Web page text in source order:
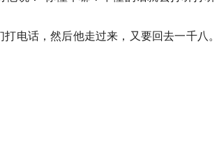
电话，然后他走过来，又要回去一千八。